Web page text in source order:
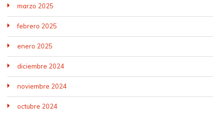
marzo 2025
febrero 2025
enero 2025
diciembre 2024
noviembre 2024
octubre 2024